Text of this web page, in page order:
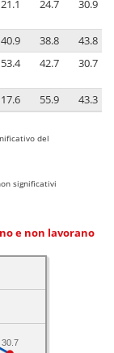
21.1 24.7 30.9
40.9 38.8
43.8
53.4 42.7 30.7
55.9 43.3
del
significativi
e non lavorano
30.7